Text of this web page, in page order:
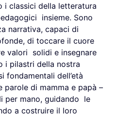
i classici della letteratura
insieme. Sono
narrativa, capaci di
di toccare il cuore
valori solidi e insegnare
i pilastri della nostra
fondamentali dell’età
di mamma e papà –
per mano, guidando le
a costruire il loro